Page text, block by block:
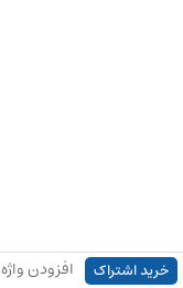
خرید اشتراک افزودن واژه